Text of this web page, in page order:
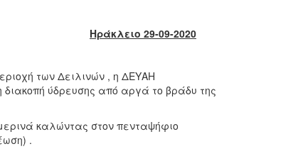
Ηράκλειο 29-09-2020
των Δειλινών , η ΔΕΥΑΗ
ύδρευσης από αργά το βράδυ της
καλώντας στον πενταψήφιο
.